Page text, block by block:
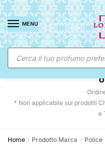
Skip
to
navigation
Skip
to
content
MENU
Ricerca
prodotti
☀️ SUNNY DAYS:
* Non applicabile sui prodotti
e
Home / Prodotto Marca / Police